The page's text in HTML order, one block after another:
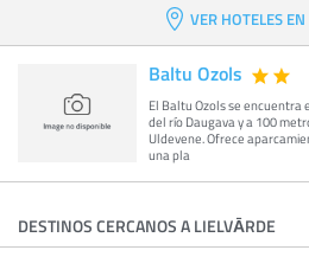
VER HOTELES
Baltu Ozols
El Baltu Ozols se encuentra
del río Daugava y a 100
Uldevene. Ofrece
una pla
DESTINOS CERCANOS A LIELVĀRDE